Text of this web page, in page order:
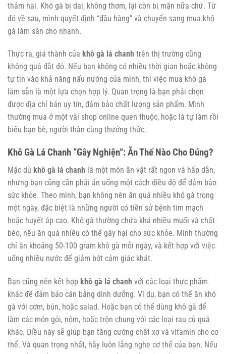
thảm hại. Khô gà bị dai, không thơm, lại còn bị mặn nữa chứ. Từ
đó về sau, mình quyết định “đầu hàng” và chuyển sang mua khô
gà làm sẵn cho nhanh.
Thực ra, giá thành của khô gà lá chanh trên thị trường cũng
không quá đắt đỏ. Nếu bạn không có nhiều thời gian hoặc không
tự tin vào khả năng nấu nướng của mình, thì việc mua khô gà
làm sẵn là một lựa chọn hợp lý. Quan trọng là bạn phải chọn
được địa chỉ bán uy tín, đảm bảo chất lượng sản phẩm. Mình
thường mua ở một vài shop online quen thuộc, hoặc là tự làm rồi
biếu bạn bè, người thân cùng thưởng thức.
Khô Gà Lá Chanh “Gây Nghiện”: Ăn Thế Nào Cho Đúng?
Mặc dù khô gà lá chanh là một món ăn vặt rất ngon và hấp dẫn,
nhưng bạn cũng cần phải ăn uống một cách điều độ để đảm bảo
sức khỏe. Theo mình, bạn không nên ăn quá nhiều khô gà trong
một ngày, đặc biệt là những người có tiền sử bệnh tim mạch
hoặc huyết áp cao. Khô gà thường chứa khá nhiều muối và chất
béo, nếu ăn quá nhiều có thể gây hại cho sức khỏe. Mình thường
chỉ ăn khoảng 50-100 gram khô gà mỗi ngày, và kết hợp với việc
uống nhiều nước để giảm bớt cảm giác khát.
Bạn cũng nên kết hợp khô gà lá chanh với các loại thực phẩm
khác để đảm bảo cân bằng dinh dưỡng. Ví dụ, bạn có thể ăn khô
gà với cơm, bún, hoặc salad. Hoặc bạn có thể dùng khô gà để
làm các món gỏi, nộm, hoặc trộn chung với các loại rau củ quả
khác. Điều này sẽ giúp bạn tăng cường chất xơ và vitamin cho cơ
thể. Và quan trọng nhất, hãy luôn lắng nghe cơ thể của bạn. Nếu